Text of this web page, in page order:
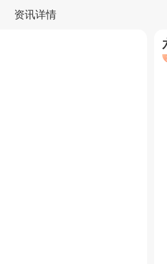
资讯详情